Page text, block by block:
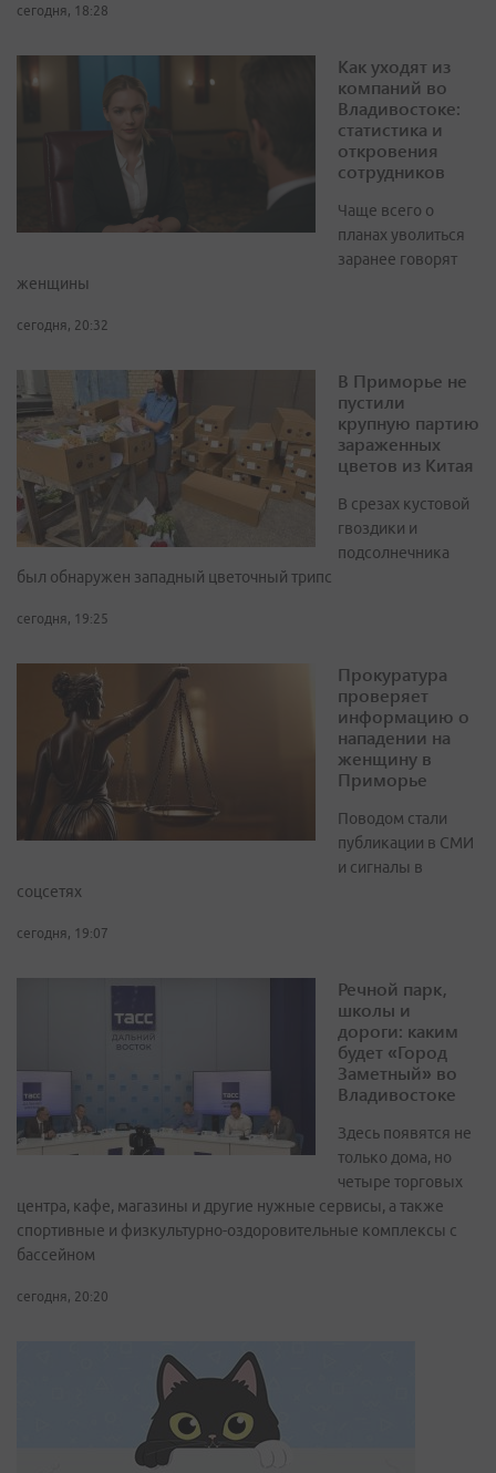
сегодня, 18:28
Как уходят из
компаний во
Владивостоке:
статистика и
откровения
сотрудников
Чаще всего о
планах уволиться
заранее говорят
женщины
сегодня, 20:32
В Приморье не
пустили
крупную партию
зараженных
цветов из Китая
В срезах кустовой
гвоздики и
подсолнечника
был обнаружен западный цветочный трипс
сегодня, 19:25
Прокуратура
проверяет
информацию о
нападении на
женщину в
Приморье
Поводом стали
публикации в СМИ
и сигналы в
соцсетях
сегодня, 19:07
Речной парк,
школы и
дороги: каким
будет «Город
Заметный» во
Владивостоке
Здесь появятся не
только дома, но
четыре торговых
центра, кафе, магазины и другие нужные сервисы, а также
спортивные и физкультурно-оздоровительные комплексы с
бассейном
сегодня, 20:20